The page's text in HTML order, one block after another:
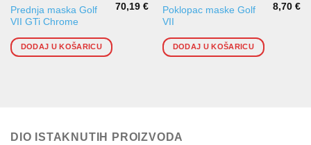
Prednja maska Golf
VII GTi Chrome
70,19€
DODAJ U KOŠARICU
Poklopac maske Golf
VII
8,70€
DODAJ U KOŠARICU
DIO ISTAKNUTIH PROIZVODA